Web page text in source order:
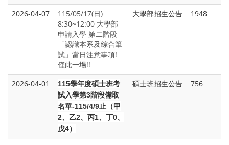
2026-04-07
115/05/17(日)
8:30~12:00 大學部
申請入學 第二階段
「認識本系及綜合筆
試」當日注意事項!
僅此一場!!
大學部招生公告 1948
2026-04-01 115學年度碩士班考
試入學第3階段備取
名單-115/4/9止（甲
2、乙2、丙1、丁0、
戊4）
碩士班招生公告 756